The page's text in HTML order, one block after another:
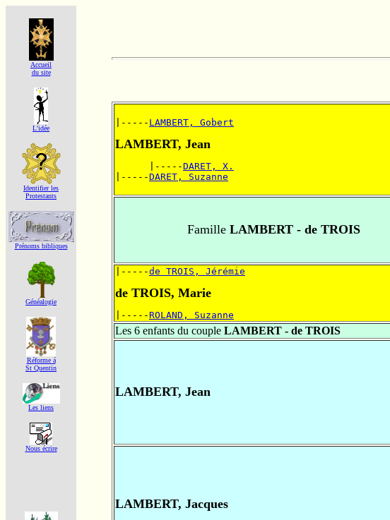
Accueil
du site
L'idée
Identifier les
Protestants
Prénoms bibliques
Généalogie
Réforme á
St Quentin
Les liens
Nous écrire
|----- LAMBERT, Gobert
LAMBERT, Jean
      |-----
DARET, X.
|-----DARET, Suzanne
FamilleLAMBERT - de TROIS
|-----de TROIS, Jérémie
de TROIS, Marie
|-----ROLAND, Suzanne
Les 6 enfants du couple LAMBERT - de TROIS
LAMBERT, Jean
LAMBERT, Jacques